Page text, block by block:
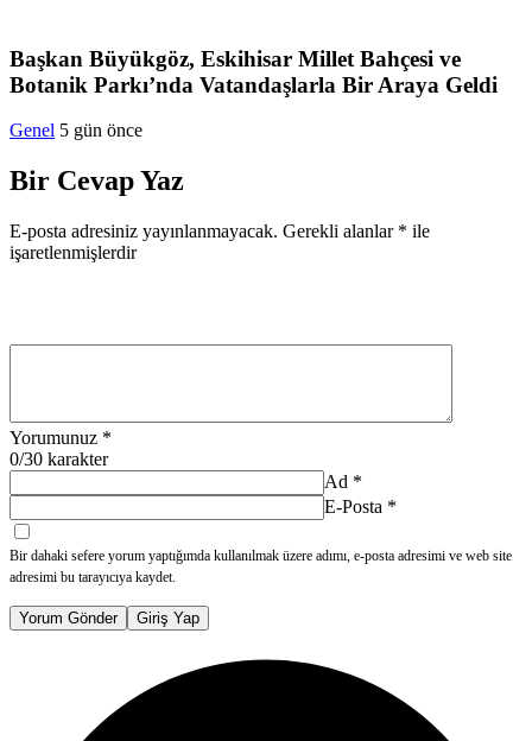
Başkan Büyükgöz, Eskihisar Millet Bahçesi ve
Botanik Parkı’nda Vatandaşlarla Bir Araya Geldi
Genel 5 gün önce
Bir Cevap Yaz
E-posta adresiniz yayınlanmayacak. Gerekli alanlar * ile
işaretlenmişlerdir
Yorumunuz *
0/30 karakter
Ad *
E-Posta *
Bir dahaki sefere yorum yaptığımda kullanılmak üzere adımı, e-posta adresimi ve web site
adresimi bu tarayıcıya kaydet.
Yorum Gönder Giriş Yap